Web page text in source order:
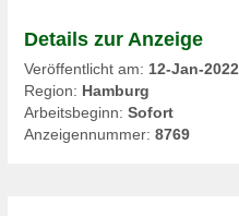
Details zur Anzeige
Veröffentlicht am: 12-Jan-2022
Region: Hamburg
Arbeitsbeginn: Sofort
Anzeigennummer: 8769